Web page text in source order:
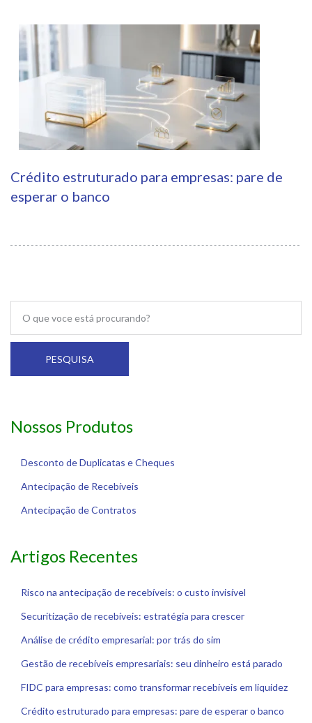
Crédito estruturado para empresas: pare de
esperar o banco
PESQUISA
Nossos Produtos
Desconto de Duplicatas e Cheques
Antecipação de Recebíveis
Antecipação de Contratos
Artigos Recentes
Risco na antecipação de recebíveis: o custo invisível
Securitização de recebíveis: estratégia para crescer
Análise de crédito empresarial: por trás do sim
Gestão de recebíveis empresariais: seu dinheiro está parado
FIDC para empresas: como transformar recebíveis em liquidez
Crédito estruturado para empresas: pare de esperar o banco